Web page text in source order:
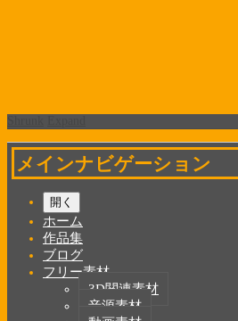
メインナビゲーション
開く
ホーム
作品集
ブログ
フリー素材
3D関連素材
音源素材